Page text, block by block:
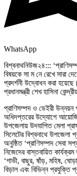
WhatsApp
বিশ্বনাথনিউজ২৪:::
বিষয়কে সা ম নে রেখে সারা
প্রদর্শনী উদ্বোধন করা
প্রধানমন্ত্রী শেখ হাসিনা
প্রাণিসম্পদ ও ডেইরী উন্নয়ন
অধিদপ্তরের উদ্যোগে
উপজেলায় উদযাপিত মেলা
সিলেটের বিশ্বনাথে উপজেলা
অনুষ্ঠিত ‘প্রাণিসম্পদ সেবা
নিজেদের বাস্তবায়িত
‘গাভী, বাছুর, ষাঁড়, মহিষ,
বিড়াল এবং বিভিন্ন প্রযুক্তি